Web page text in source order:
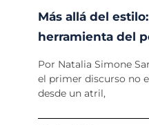
Más allá del
herramienta del
Por Natalia Simone
el primer discurso no
desde un atril,